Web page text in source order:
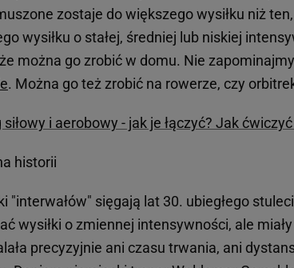
zostaje do większego wysiłku niż
wysiłku o stałej, średniej lub niskiej
można go zrobić w domu. Nie
. Można go też zrobić na rowerze, czy
siłowy i aerobowy - jak je łączyć? Jak
historii
"interwałów" sięgają lat 30. ubiegłego
wysiłki o zmiennej intensywności, ale
precyzyjnie ani czasu trwania, ani